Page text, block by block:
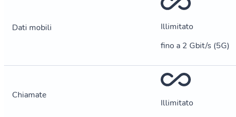
Dati mobili
Illimitato
fino a 2 Gbit/s (5G)
Chiamate
Illimitato